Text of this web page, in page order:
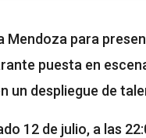
Mendoza para
puesta en
un despliegue de
12 de julio, a las